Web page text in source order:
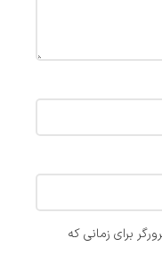
برای زمانی که